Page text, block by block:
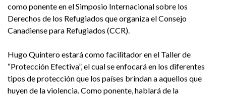
como ponente en el Simposio Internacional sobre los
Derechos de los Refugiados que organiza el Consejo
Canadiense para Refugiados (CCR).
Hugo Quintero estará como facilitador en el Taller de
“Protección Efectiva”, el cual se enfocará en los diferentes
tipos de protección que los países brindan a aquellos que
huyen de la violencia. Como ponente, hablará de la